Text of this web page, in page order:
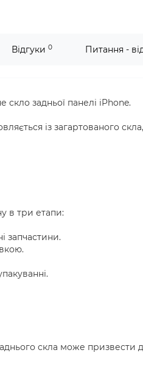
Відгуки 0 Питання -
задньої панелі iPhone.
із загартованого
в три етапи:
запчастини.
скла може призвести